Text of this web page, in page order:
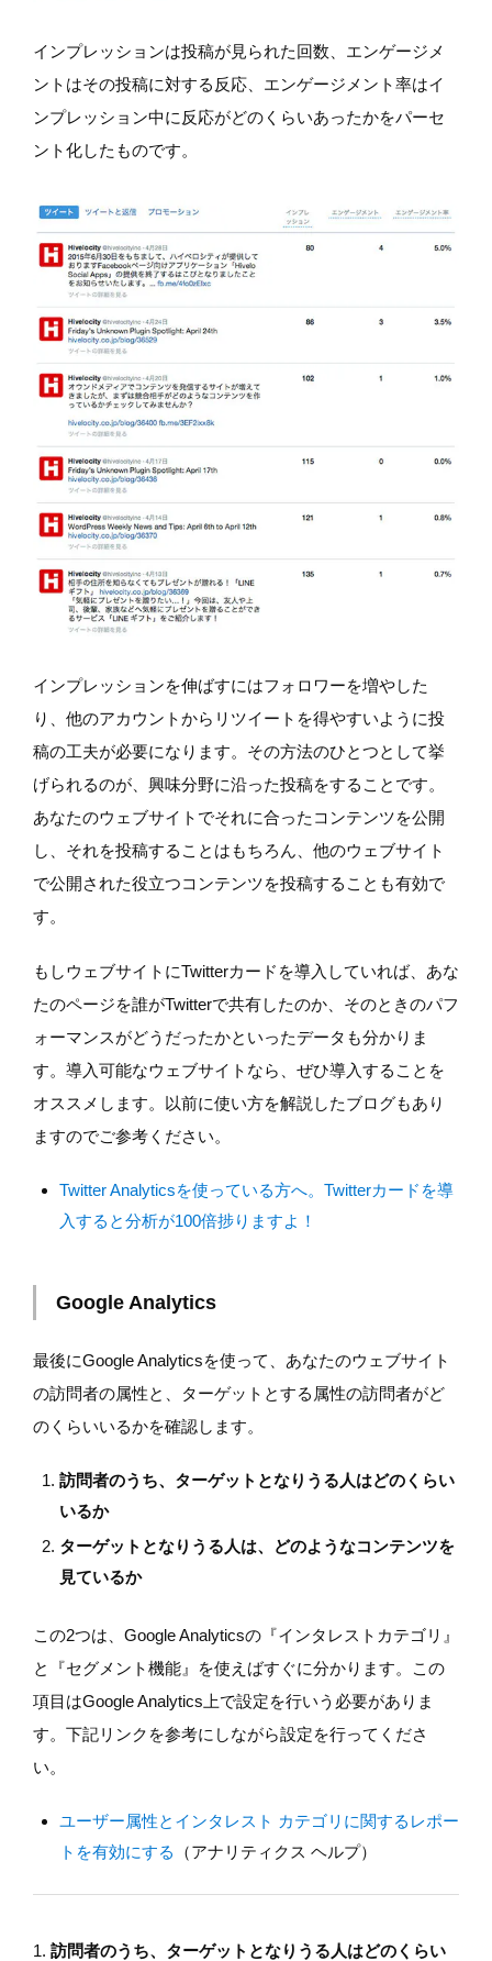
インプレッションは投稿が見られた回数、エンゲージメ
ントはその投稿に対する反応、エンゲージメント率はイ
ンプレッション中に反応がどのくらいあったかをパーセ
ント化したものです。
インプレッションを伸ばすにはフォロワーを増やした
り、他のアカウントからリツイートを得やすいように投
稿の工夫が必要になります。その方法のひとつとして挙
げられるのが、興味分野に沿った投稿をすることです。
あなたのウェブサイトでそれに合ったコンテンツを公開
し、それを投稿することはもちろん、他のウェブサイト
で公開された役立つコンテンツを投稿することも有効で
す。
もしウェブサイトにTwitterカードを導入していれば、あな
たのページを誰がTwitterで共有したのか、そのときのパフ
ォーマンスがどうだったかといったデータも分かりま
す。導入可能なウェブサイトなら、ぜひ導入することを
オススメします。以前に使い方を解説したブログもあり
ますのでご参考ください。
Twitter Analyticsを使っている方へ。Twitterカードを導
入すると分析が100倍捗りますよ！
Google Analytics
最後にGoogle Analyticsを使って、あなたのウェブサイト
の訪問者の属性と、ターゲットとする属性の訪問者がど
のくらいいるかを確認します。
訪問者のうち、ターゲットとなりうる人はどのくらい
いるか
ターゲットとなりうる人は、どのようなコンテンツを
見ているか
この2つは、Google Analyticsの『インタレストカテゴリ』
と『セグメント機能』を使えばすぐに分かります。この
項目はGoogle Analytics上で設定を行いう必要がありま
す。下記リンクを参考にしながら設定を行ってくださ
い。
ユーザー属性とインタレスト カテゴリに関するレポー
トを有効にする
（アナリティクス ヘルプ）
1. 訪問者のうち、ターゲットとなりうる人はどのくらい